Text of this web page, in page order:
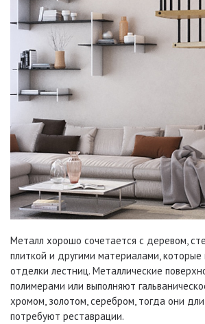
Металл хорошо сочетается с деревом,
плиткой и другими материалами, которые
отделки лестниц. Металлические
полимерами или выполняют
хромом, золотом, серебром, тогда они
потребуют реставрации.